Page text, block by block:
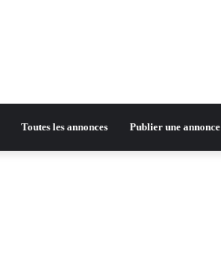
Publier une annonce
Toutes les annonces